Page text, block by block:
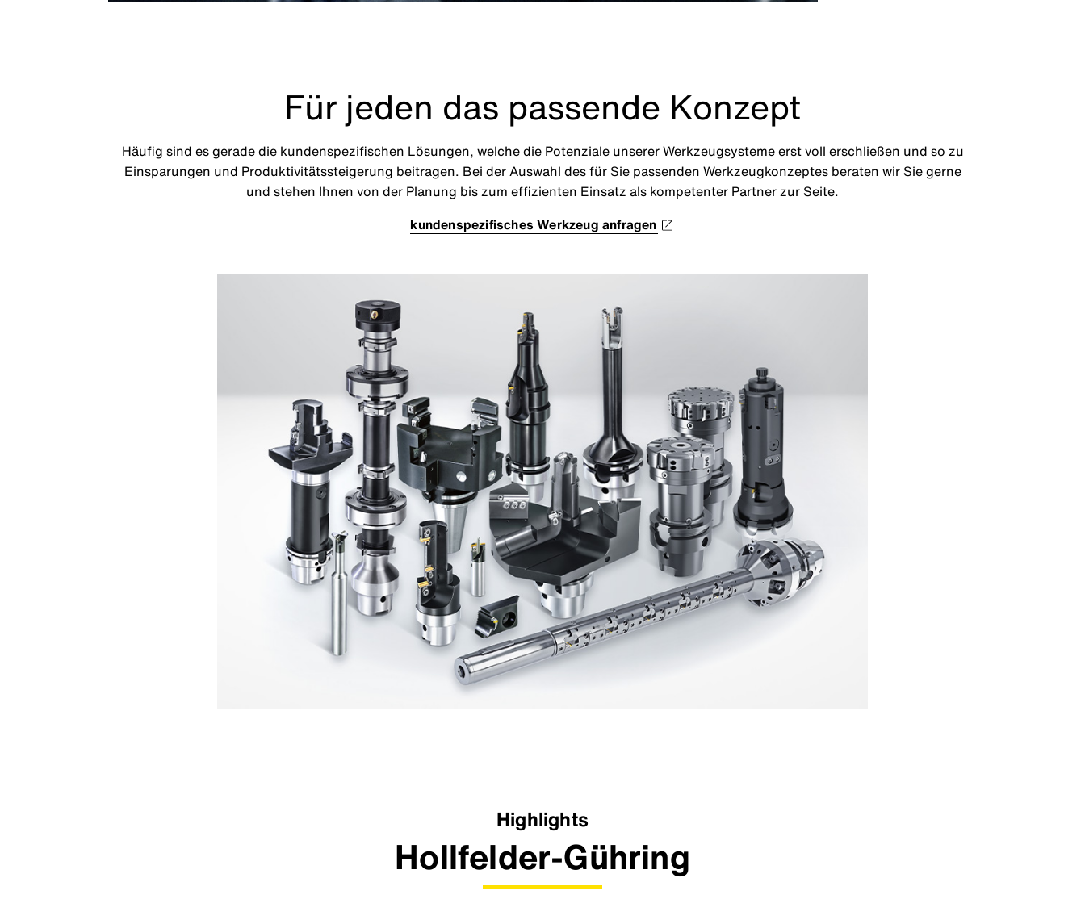
Für jeden das passende Konzept
Häufig sind es gerade die kundenspezifischen Lösungen, welche die Potenziale unserer Werkzeugsysteme erst voll erschließen und so zu
Einsparungen und Produktivitätssteigerung beitragen. Bei der Auswahl des für Sie passenden Werkzeugkonzeptes beraten wir Sie gerne
und stehen Ihnen von der Planung bis zum effizienten Einsatz als kompetenter Partner zur Seite.
kundenspezifisches Werkzeug anfragen
Highlights
Hollfelder-Gühring